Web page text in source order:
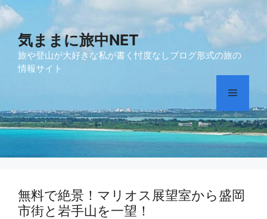
コ
ン
キ
ッ
気ままに旅中NET
旅や登山が大好きな私が書く忖度なしブログ形式の旅の
情報サイト
メ
ニ
ー
無料で絶景！マリオス展望室から盛岡
市街と岩手山を一望！